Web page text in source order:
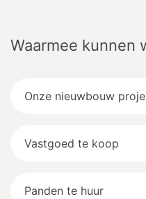
Waarmee kunnen
Onze nieuwbouw
Vastgoed te koop
Panden te huur